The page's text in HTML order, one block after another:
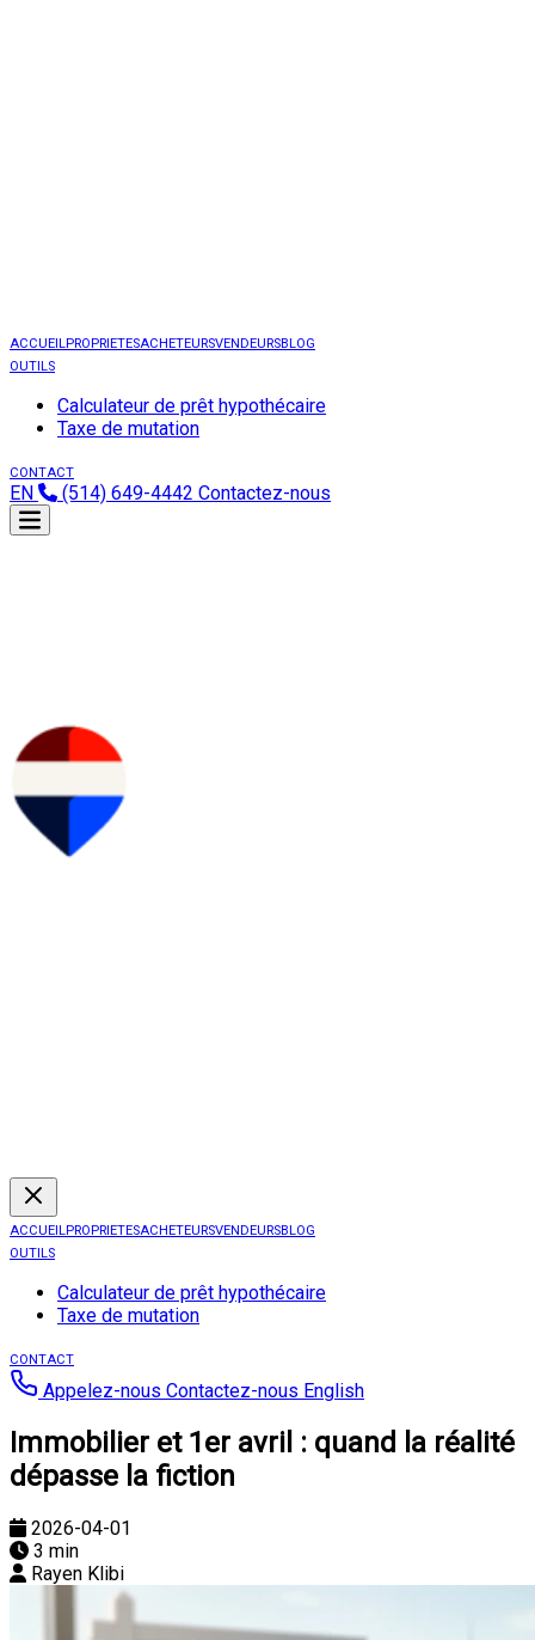
ACCUEILPROPRIETESACHETEURSVENDEURSBLOG
OUTILS
Calculateur de prêt hypothécaire
Taxe de mutation
CONTACT
EN (514) 649-4442 Contactez-nous
ACCUEILPROPRIETESACHETEURSVENDEURSBLOG
OUTILS
Calculateur de prêt hypothécaire
Taxe de mutation
CONTACT
Appelez-nous Contactez-nous English
Immobilier et 1er avril : quand la réalité
dépasse la fiction
2026-04-01
3 min
Rayen Klibi